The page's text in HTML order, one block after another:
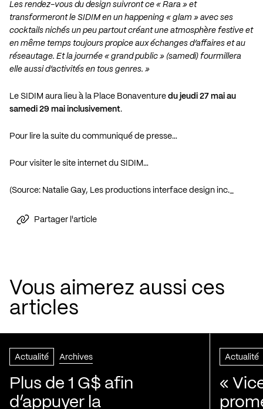
Les rendez-vous du design suivront ce « Rara » et
transformeront le SIDIM en un happening « glam » avec ses
cocktails nichés un peu partout créant une atmosphère festive et
en même temps toujours propice aux échanges d’affaires et au
réseautage. Et la journée « grand public » (samedi) fourmillera
elle aussi d’activités en tous genres. »
Le SIDIM aura lieu à la Place Bonaventure du jeudi 27 mai au
samedi 29 mai inclusivement.
Pour lire la suite du communiqué de presse…
Pour visiter le site internet du SIDIM…
(Source: Natalie Gay, Les productions interface design inc._
Partager l'article
Vous aimerez aussi ces
articles
Actualité Archives
Plus de 1 G$ afin
d’appuyer la
Actualité
«